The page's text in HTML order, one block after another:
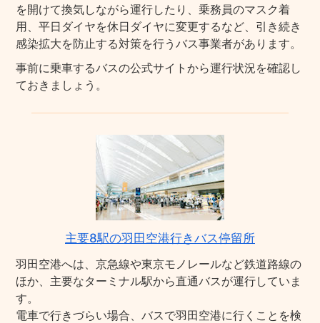
を開けて換気しながら運行したり、乗務員のマスク着
用、平日ダイヤを休日ダイヤに変更するなど、引き続き
感染拡大を防止する対策を行うバス事業者があります。
事前に乗車するバスの公式サイトから運行状況を確認し
ておきましょう。
主要8駅の羽田空港行きバス停留所
羽田空港へは、京急線や東京モノレールなど鉄道路線の
ほか、主要なターミナル駅から直通バスが運行していま
す。
電車で行きづらい場合、バスで羽田空港に行くことを検